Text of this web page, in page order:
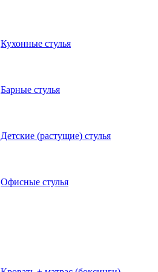
Кухонные стулья
Барные стулья
Детские (растущие) стулья
Офисные стулья